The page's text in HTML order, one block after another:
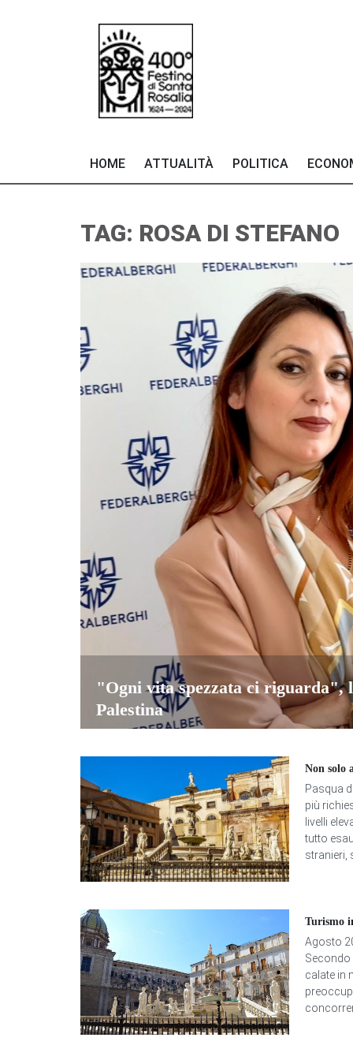
HOME ATTUALITÀ POLITICA
TAG: ROSA DI STEFANO
"Ogni vita spezzata ci riguarda",
Palestina
Non solo
Pasqua
più
livelli
tutto
stranieri,
Turismo
Agosto
Secondo
calate in